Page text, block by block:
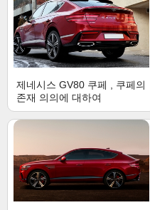
제네시스 GV80 쿠페 , 쿠페의
존재 의의에 대하여